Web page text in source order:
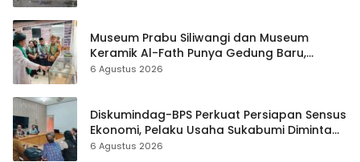
Museum Prabu Siliwangi dan Museum
Keramik Al-Fath Punya Gedung Baru,
Hampir 500 Koleksi Dipisahkan
6 Agustus 2026
Diskumindag-BPS Perkuat Persiapan Sensus
Ekonomi, Pelaku Usaha Sukabumi Diminta
Terbuka Beri Data
6 Agustus 2026